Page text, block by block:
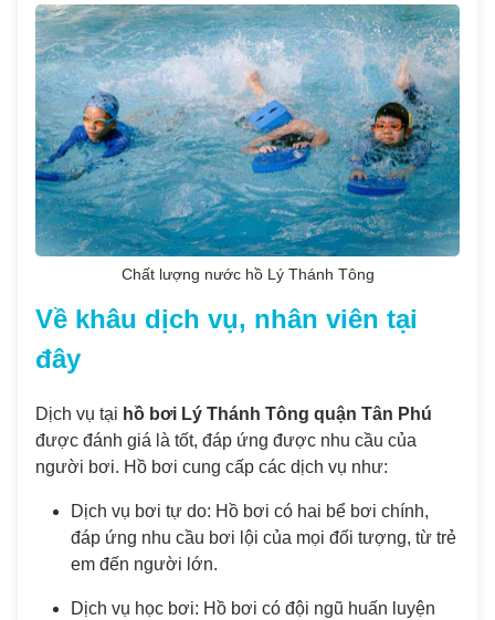
Chất lượng nước hồ Lý Thánh Tông
Về khâu dịch vụ, nhân viên tại
đây
Dịch vụ tại hồ bơi Lý Thánh Tông quận Tân Phú
được đánh giá là tốt, đáp ứng được nhu cầu của
người bơi. Hồ bơi cung cấp các dịch vụ như:
Dịch vụ bơi tự do: Hồ bơi có hai bể bơi chính,
đáp ứng nhu cầu bơi lội của mọi đối tượng, từ trẻ
em đến người lớn.
Dịch vụ học bơi: Hồ bơi có đội ngũ huấn luyện